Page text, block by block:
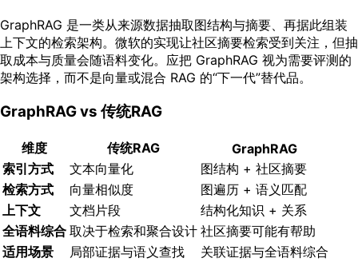
GraphRAG 是一类从来源数据抽取图结构与摘要、再据此组装
上下文的检索架构。微软的实现让社区摘要检索受到关注，但抽
取成本与质量会随语料变化。应把 GraphRAG 视为需要评测的
架构选择，而不是向量或混合 RAG 的“下一代”替代品。
GraphRAG vs 传统RAG
维度 传统RAG
GraphRAG
索引方式
文本向量化
图结构 + 社区摘要
检索方式
向量相似度
图遍历 + 语义匹配
上下文
文档片段
结构化知识 + 关系
全语料综合 取决于检索和聚合设计 社区摘要可能有帮助
适用场景
局部证据与语义查找 关联证据与全语料综合